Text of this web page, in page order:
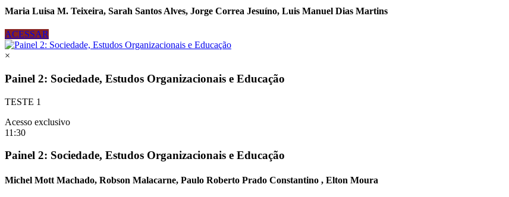
Maria Luisa M. Teixeira, Sarah Santos Alves, Jorge Correa Jesuíno, Luis Manuel Dias Martins
ACESSAR
×
Painel 2: Sociedade, Estudos Organizacionais e Educação
TESTE 1
Acesso exclusivo
11:30
Painel 2: Sociedade, Estudos Organizacionais e Educação
Michel Mott Machado, Robson Malacarne, Paulo Roberto Prado Constantino , Elton Moura